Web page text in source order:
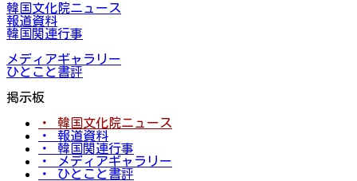
韓国文化院ニュース
報道資料
韓国関連行事
メディアギャラリー
ひとこと書評
掲示板
・ 韓国文化院ニュース
・ 報道資料
・ 韓国関連行事
・ メディアギャラリー
・ ひとこと書評